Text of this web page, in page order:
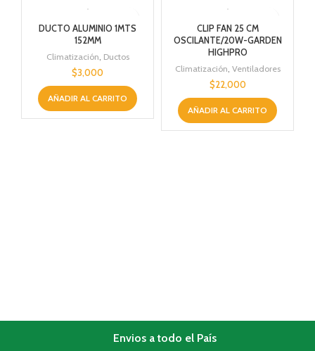
DUCTO ALUMINIO 1MTS
152MM
Climatización, Ductos
$3,000
AÑADIR AL CARRITO
CLIP FAN 25 CM
OSCILANTE/20W-GARDEN
HIGHPRO
Climatización, Ventiladores
$22,000
AÑADIR AL CARRITO
Envios a todo el País